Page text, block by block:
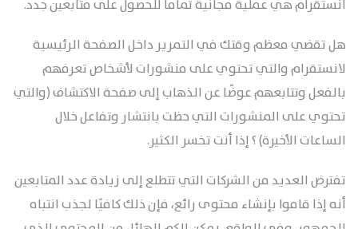
انستقرام هي عملية مجانية تمامًا للحصول على متابعين جدد.
هل تقضي معظم وقتك في التمرير داخل الصفحة الرئيسية
لانستقرام والتي تحتوي على منشورات لأشخاص تعرفهم
بالفعل وتتابعهم عوضًا عن الذهاب إلى صفحة الاكتشاف (والتي
تحتوي على المنشورات التي حظت بانتشار وتفاعل خلال
الساعات الأخيرة) ؟ إذا أنت تخسر الكثير.
تفترض العديد من الشركات التي تتطلع إلى زيادة عدد المتابعين
أنه إذا قاموا بإنشاء محتوى رائع، فإن ذلك كافيًا لجذب انتباه